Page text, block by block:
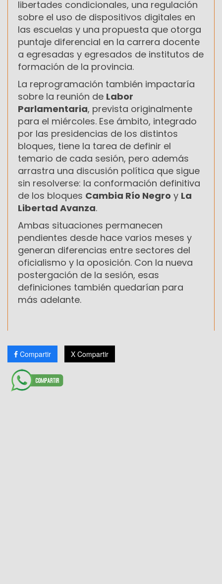
libertades condicionales, una regulación
sobre el uso de dispositivos digitales en
las escuelas y una propuesta que otorga
puntaje diferencial en la carrera docente
a egresadas y egresados de institutos de
formación de la provincia.
La reprogramación también impactaría
sobre la reunión de Labor
Parlamentaria, prevista originalmente
para el miércoles. Ese ámbito, integrado
por las presidencias de los distintos
bloques, tiene la tarea de definir el
temario de cada sesión, pero además
arrastra una discusión política que sigue
sin resolverse: la conformación definitiva
de los bloques Cambia Río Negro y La
Libertad Avanza.
Ambas situaciones permanecen
pendientes desde hace varios meses y
generan diferencias entre sectores del
oficialismo y la oposición. Con la nueva
postergación de la sesión, esas
definiciones también quedarían para
más adelante.
Compartir X Compartir